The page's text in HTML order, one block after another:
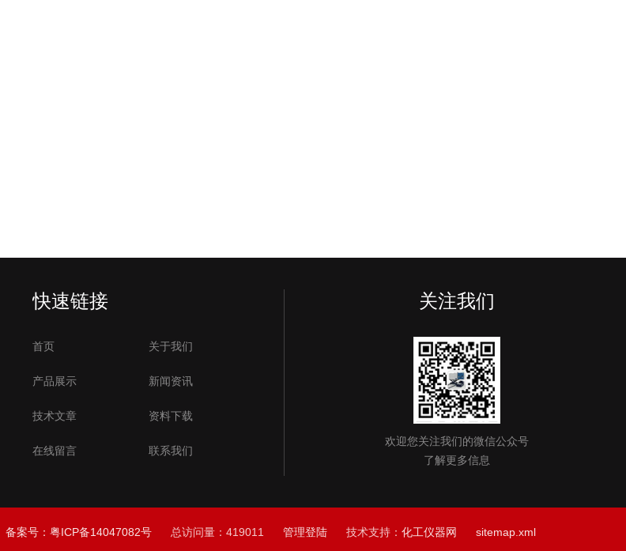
快速链接
首页 关于我们
产品展示 新闻资讯
技术文章 资料下载
在线留言 联系我们
关注我们
欢迎您关注我们的微信公众号
了解更多信息
备案号：粤ICP备14047082号总访问量：419011 管理登陆技术支持： 化工仪器网 sitemap.xml